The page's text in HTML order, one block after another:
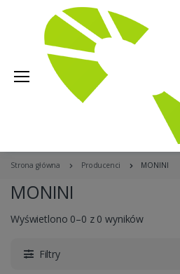
Strona główna Producenci MONINI
MONINI
Wyświetlono 0–0 z 0 wyników
Filtry